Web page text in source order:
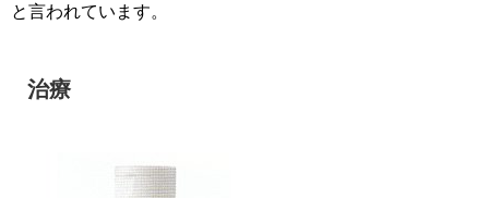
と言われています。
治療